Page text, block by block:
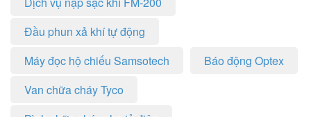
Đầu phun xả khí tự động
Máy đọc hộ chiếu Samsotech
Báo động Optex
Van chữa cháy Tyco